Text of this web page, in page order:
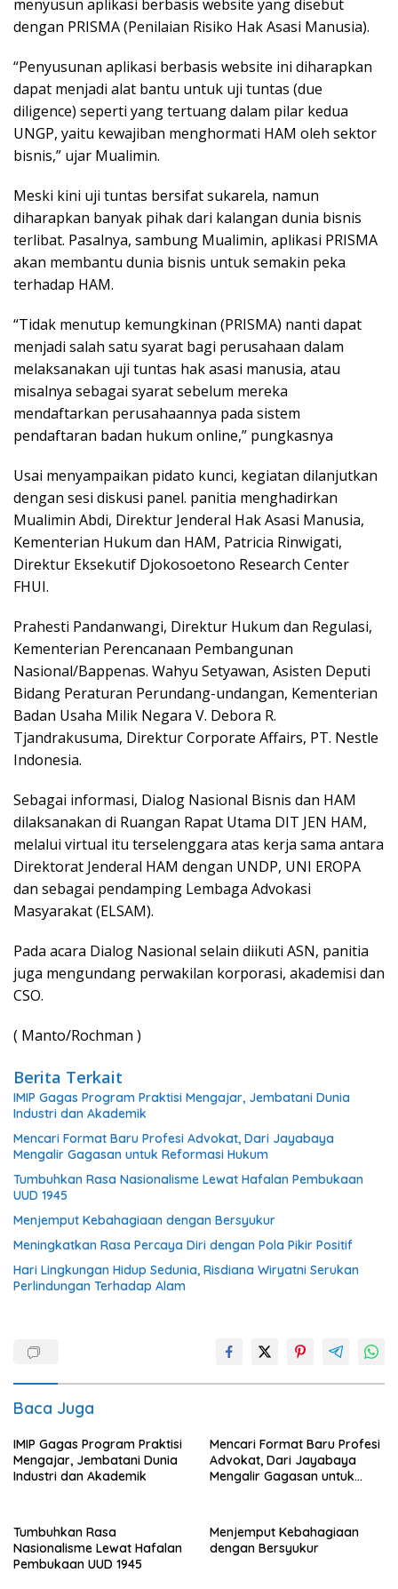
menyusun aplikasi berbasis website yang disebut
dengan PRISMA (Penilaian Risiko Hak Asasi Manusia).
“Penyusunan aplikasi berbasis website ini diharapkan
dapat menjadi alat bantu untuk uji tuntas (due
diligence) seperti yang tertuang dalam pilar kedua
UNGP, yaitu kewajiban menghormati HAM oleh sektor
bisnis,” ujar Mualimin.
Meski kini uji tuntas bersifat sukarela, namun
diharapkan banyak pihak dari kalangan dunia bisnis
terlibat. Pasalnya, sambung Mualimin, aplikasi PRISMA
akan membantu dunia bisnis untuk semakin peka
terhadap HAM.
“Tidak menutup kemungkinan (PRISMA) nanti dapat
menjadi salah satu syarat bagi perusahaan dalam
melaksanakan uji tuntas hak asasi manusia, atau
misalnya sebagai syarat sebelum mereka
mendaftarkan perusahaannya pada sistem
pendaftaran badan hukum online,” pungkasnya
Usai menyampaikan pidato kunci, kegiatan dilanjutkan
dengan sesi diskusi panel. panitia menghadirkan
Mualimin Abdi, Direktur Jenderal Hak Asasi Manusia,
Kementerian Hukum dan HAM, Patricia Rinwigati,
Direktur Eksekutif Djokosoetono Research Center
FHUI.
Prahesti Pandanwangi, Direktur Hukum dan Regulasi,
Kementerian Perencanaan Pembangunan
Nasional/Bappenas. Wahyu Setyawan, Asisten Deputi
Bidang Peraturan Perundang-undangan, Kementerian
Badan Usaha Milik Negara V. Debora R.
Tjandrakusuma, Direktur Corporate Affairs, PT. Nestle
Indonesia.
Sebagai informasi, Dialog Nasional Bisnis dan HAM
dilaksanakan di Ruangan Rapat Utama DIT JEN HAM,
melalui virtual itu terselenggara atas kerja sama antara
Direktorat Jenderal HAM dengan UNDP, UNI EROPA
dan sebagai pendamping Lembaga Advokasi
Masyarakat (ELSAM).
Pada acara Dialog Nasional selain diikuti ASN, panitia
juga mengundang perwakilan korporasi, akademisi dan
CSO.
( Manto/Rochman )
Berita Terkait
IMIP Gagas Program Praktisi Mengajar, Jembatani Dunia
Industri dan Akademik
Mencari Format Baru Profesi Advokat, Dari Jayabaya
Mengalir Gagasan untuk Reformasi Hukum
Tumbuhkan Rasa Nasionalisme Lewat Hafalan Pembukaan
UUD 1945
Menjemput Kebahagiaan dengan Bersyukur
Meningkatkan Rasa Percaya Diri dengan Pola Pikir Positif
Hari Lingkungan Hidup Sedunia, Risdiana Wiryatni Serukan
Perlindungan Terhadap Alam
Baca Juga
IMIP Gagas Program Praktisi
Mengajar, Jembatani Dunia
Industri dan Akademik
Mencari Format Baru Profesi
Advokat, Dari Jayabaya
Mengalir Gagasan untuk
Tumbuhkan Rasa
Nasionalisme Lewat Hafalan
Pembukaan UUD 1945
Menjemput Kebahagiaan
dengan Bersyukur